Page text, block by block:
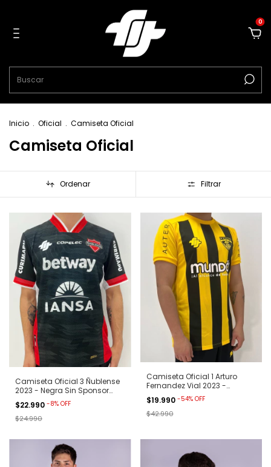
0
Inicio . Oficial . Camiseta Oficial
Camiseta Oficial
Ordenar Filtrar
Camiseta Oficial 3 Ñublense
2023 - Negra Sin Sponsor
Betway
$22.990 -8% OFF
$24.990
Camiseta Oficial 1 Arturo
Fernandez Vial 2023 -
Aurinegra
$19.990 -54% OFF
$42.990